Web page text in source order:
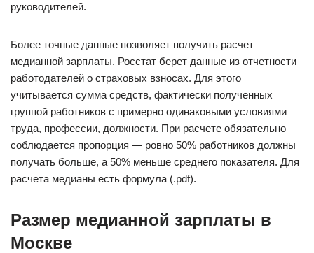
руководителей.
Более точные данные позволяет получить расчет
медианной зарплаты. Росстат берет данные из отчетности
работодателей о страховых взносах. Для этого
учитывается сумма средств, фактически полученных
группой работников с примерно одинаковыми условиями
труда, профессии, должности. При расчете обязательно
соблюдается пропорция — ровно 50% работников должны
получать больше, а 50% меньше среднего показателя. Для
расчета медианы есть формула (.pdf).
Размер медианной зарплаты в
Москве